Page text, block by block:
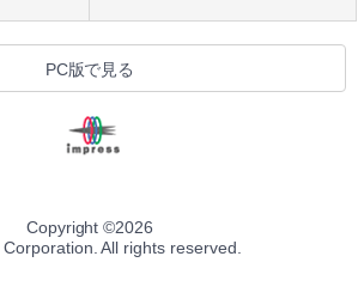
PC版で見る
Copyright ©2026
All rights reserved.